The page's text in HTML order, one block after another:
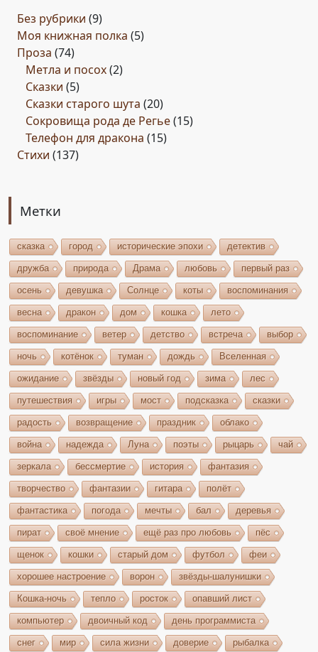
Без рубрики (9)
Моя книжная полка (5)
Проза (74)
Метла и посох(2)
Сказки (5)
Сказки старого шута (20)
Сокровища рода де Регье(15)
Телефон для дракона (15)
Стихи (137)
Метки
сказка город исторические эпохи детектив
дружба природа Драма любовь первый раз
осень девушка Солнце коты воспоминания
весна дракон дом кошка лето
воспоминание ветер детство встреча выбор
ночь котёнок туман дождь Вселенная
ожидание звёзды новый год зима лес
путешествия игры мост подсказка сказки
радость возвращение праздник облако
война надежда Луна поэты рыцарь чай
зеркала бессмертие история фантазия
творчество фантазии гитара полёт
фантастика погода мечты бал деревья
пират своё мнение ещё раз про любовь пёс
щенок кошки старый дом футбол феи
хорошее настроение ворон звёзды-шалунишки
Кошка-ночь тепло росток опавший лист
компьютер двоичный код день программиста
снег мир сила жизни доверие рыбалка